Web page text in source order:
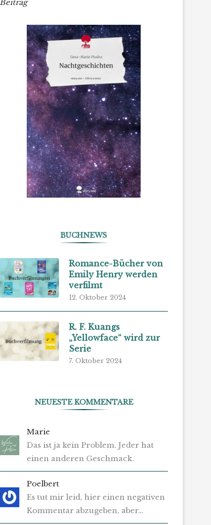
Beitrag
BUCHNEWS
Romance-Bücher von
Emily Henry werden
verfilmt
12. Oktober 2024
R. F. Kuangs
„Yellowface“ wird zur
Serie
7. Oktober 2024
NEUESTE KOMMENTARE
Marie
Das ist ja kein Problem. Jeder hat
einen anderen Geschmack.
Poelbert
Es tut mir leid, hier einen negativen
Kommentar abzugeben, aber…